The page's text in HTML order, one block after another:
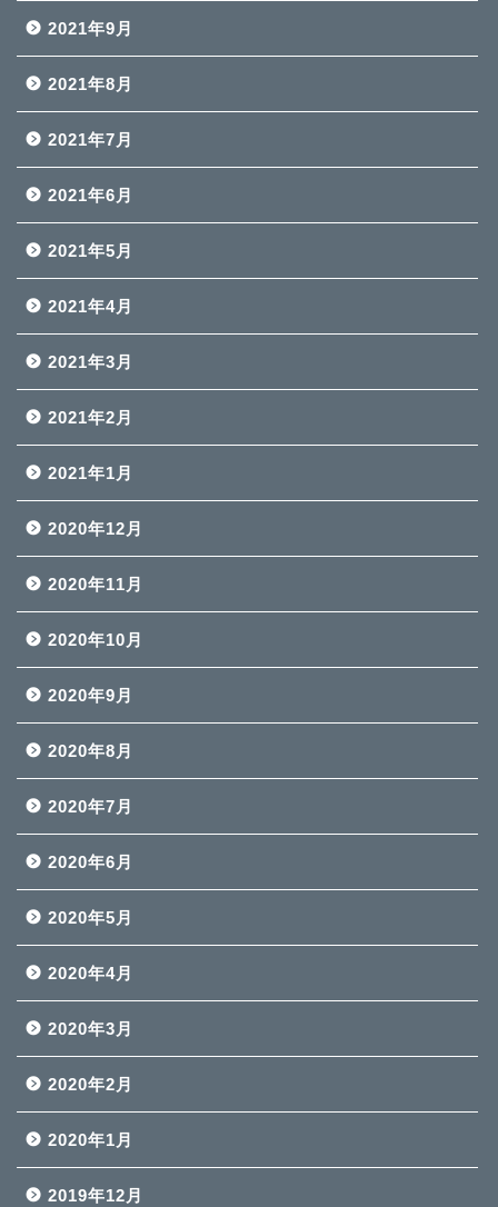
2021年9月
2021年8月
2021年7月
2021年6月
2021年5月
2021年4月
2021年3月
2021年2月
2021年1月
2020年12月
2020年11月
2020年10月
2020年9月
2020年8月
2020年7月
2020年6月
2020年5月
2020年4月
2020年3月
2020年2月
2020年1月
2019年12月